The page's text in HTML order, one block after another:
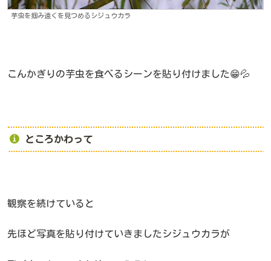
芋虫を掴み遠くを見つめるシジュウカラ
こんかぎりの芋虫を食べるシーンを貼り付けました😁💦
ところかわって
観察を続けていると
先ほど写真を貼り付けていきましたシジュウカラが